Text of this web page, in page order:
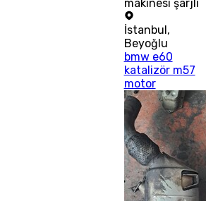
makinesi şarjlı
İstanbul ,
Beyoğlu
bmw e60
katalizör m57
motor